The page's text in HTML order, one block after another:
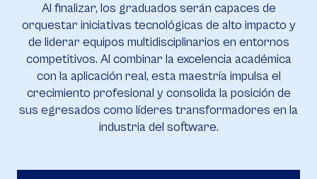
Al finalizar, los graduados serán capaces de
orquestar iniciativas tecnológicas de alto impacto y
de liderar equipos multidisciplinarios en entornos
competitivos. Al combinar la excelencia académica
con la aplicación real, esta maestría impulsa el
crecimiento profesional y consolida la posición de
sus egresados como líderes transformadores en la
industria del software.